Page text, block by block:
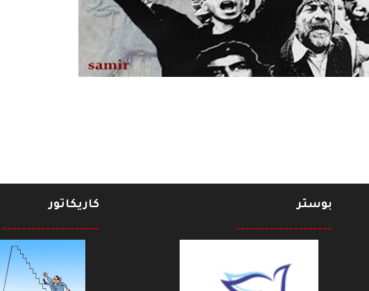
بوستر
--------------------
كاريكاتور
--------------------